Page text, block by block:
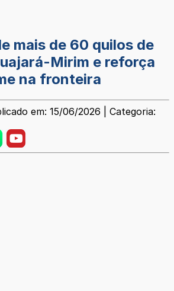
mais de 60 quilos de
Mirim e reforça
na fronteira
em: 15/06/2026 | Categoria: